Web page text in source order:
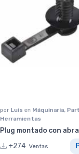
por Luis en Máquinaria,
Herramientas
Plug montado con
+274 Ventas